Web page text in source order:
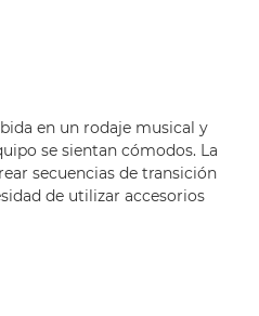
en un rodaje musical y
se sientan cómodos. La
secuencias de transición
de utilizar accesorios